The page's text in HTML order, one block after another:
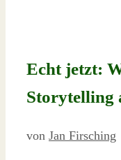
Echt jetzt:
Storytelling
von Jan Firsching